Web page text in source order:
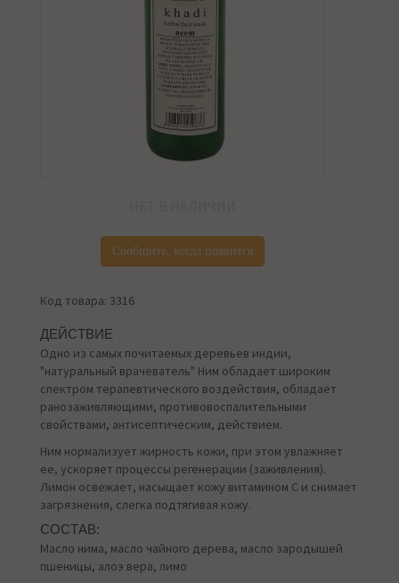
Сообщите, когда появится
Код товара: 3316
ДЕЙСТВИЕ
Одно из самых почитаемых деревьев индии,
"натуральный врачеватель" Ним обладает широким
спектром терапевтического воздействия, обладает
ранозаживляющими, противовоспалительными
свойствами, антисептическим, действием.
Ним нормализует жирность кожи, при этом увлажняет
ее, ускоряет процессы регенерации (заживления).
Лимон освежает, насыщает кожу витамином С и снимает
загрязнения, слегка подтягивая кожу.
СОСТАВ:
Масло нима, масло чайного дерева, масло зародышей
пшеницы, алоэ вера, лимо